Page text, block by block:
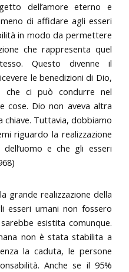
dell’amore eterno e
di affidare agli esseri
in modo da permettere
che rappresenta quel
Questo divenne il
le benedizioni di Dio,
che ci può condurre nel
cose. Dio non aveva altra
Tuttavia, dobbiamo
riguardo la realizzazione
e che gli esseri
grande realizzazione della
esseri umani non fossero
esistita comunque.
non è stata stabilita a
la caduta, le persone
Anche se il 95%